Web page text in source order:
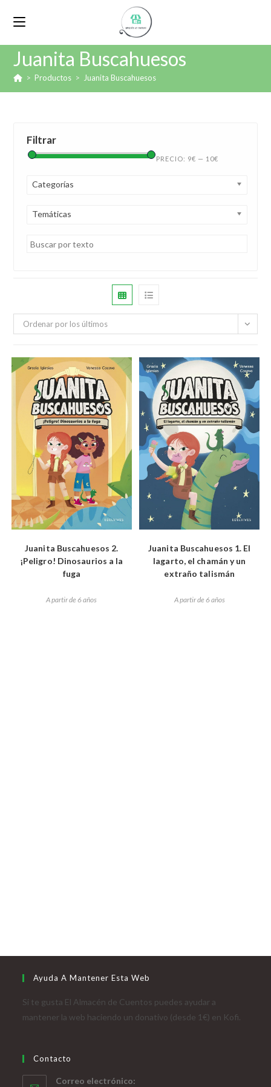
Juanita Buscahuesos
> Productos > Juanita Buscahuesos
Filtrar
PRECIO: 9€ — 10€
Categorías
Temáticas
Ordenar por los últimos
Juanita Buscahuesos 2.
¡Peligro! Dinosaurios a la
fuga
A partir de 6 años
Juanita Buscahuesos 1. El
lagarto, el chamán y un
extraño talismán
A partir de 6 años
Ayuda A Mantener Esta Web
Si te gusta El Almacén de Cuentos puedes ayudar a
mantener la web haciendo un donativo (desde 1€) en Kofi.
Contacto
Correo electrónico: